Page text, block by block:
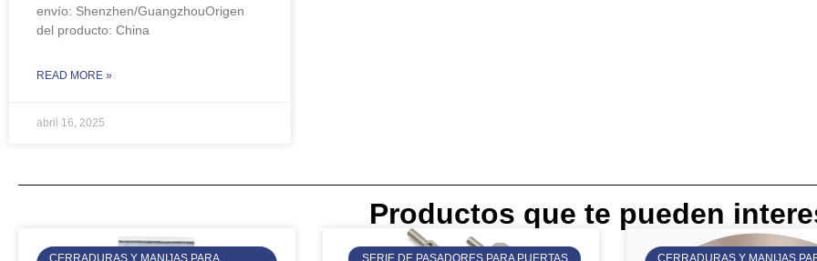
envío: Shenzhen/GuangzhouOrigen
del producto: China
READ MORE »
abril 16, 2025
Productos que te pueden
CERRADURAS Y MANIJAS PARA SERIE DE PASADORES PARA PUERTAS CERRADURAS Y MANIJAS